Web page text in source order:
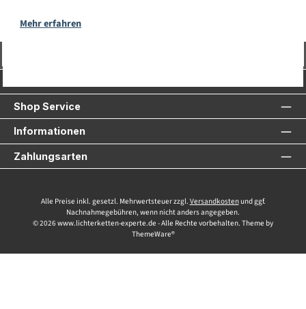
Mehr erfahren
Shop Service
Informationen
Zahlungsarten
Alle Preise inkl. gesetzl. Mehrwertsteuer zzgl. Versandkostenund ggf.
Nachnahmegebühren, wenn nicht anders angegeben.
© 2026 www.lichterketten-experte.de - Alle Rechte vorbehalten. Theme by
ThemeWare®